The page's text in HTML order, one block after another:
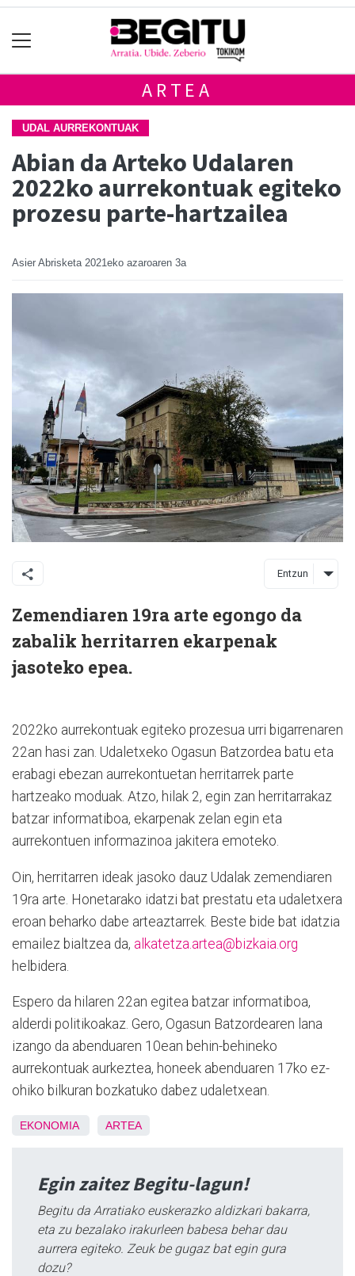
ARTEA
UDAL AURREKONTUAK
Abian da Arteko Udalaren
2022ko aurrekontuak egiteko
prozesu parte-hartzailea
Asier Abrisketa 2021eko azaroaren 3a
Entzun
Zemendiaren 19ra arte egongo da
zabalik herritarren ekarpenak
jasoteko epea.
2022ko aurrekontuak egiteko prozesua urri bigarrenaren
22an hasi zan. Udaletxeko Ogasun Batzordea batu eta
erabagi ebezan aurrekontuetan herritarrek parte
hartzeako moduak. Atzo, hilak 2, egin zan herritarrakaz
batzar informatiboa, ekarpenak zelan egin eta
aurrekontuen informazinoa jakitera emoteko.
Oin, herritarren ideak jasoko dauz Udalak zemendiaren
19ra arte. Honetarako idatzi bat prestatu eta udaletxera
eroan beharko dabe arteaztarrek. Beste bide bat idatzia
emailez bialtzea da, alkatetza.artea@bizkaia.org
helbidera.
Espero da hilaren 22an egitea batzar informatiboa,
alderdi politikoakaz. Gero, Ogasun Batzordearen lana
izango da abenduaren 10ean behin-behineko
aurrekontuak aurkeztea, honeek abenduaren 17ko ez-
ohiko bilkuran bozkatuko dabez udaletxean.
EKONOMIA ARTEA
Egin zaitez Begitu-lagun!
Begitu da Arratiako euskerazko aldizkari bakarra,
eta zu bezalako irakurleen babesa behar dau
aurrera egiteko. Zeuk be gugaz bat egin gura
dozu?